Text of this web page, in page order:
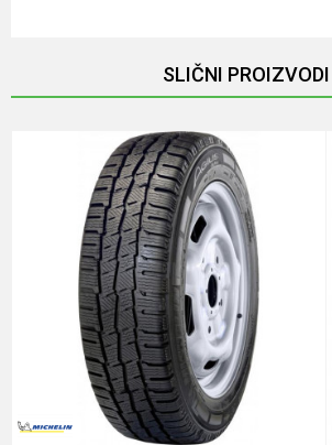
Anti-spam zaštita - izračunajte koliko je 2 + 3 :
POŠALJI
SLIČNI PROIZVODI